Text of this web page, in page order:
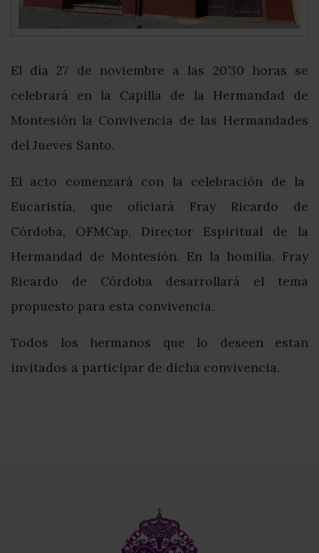
El día 27 de noviembre a las 20’30 horas se
celebrará en la Capilla de la Hermandad de
Montesión la Convivencia de las Hermandades
del Jueves Santo.
El acto comenzará con la celebración de la
Eucaristía, que oficiará Fray Ricardo de
Córdoba, OFMCap, Director Espiritual de la
Hermandad de Montesión. En la homilía, Fray
Ricardo de Córdoba desarrollará el tema
propuesto para esta convivencia.
Todos los hermanos que lo deseen estan
invitados a participar de dicha convivencia.